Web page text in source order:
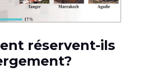
réservent-ils